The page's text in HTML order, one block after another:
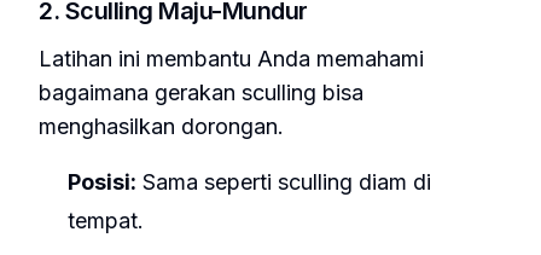
2. Sculling Maju-Mundur
Latihan ini membantu Anda memahami
bagaimana gerakan sculling bisa
menghasilkan dorongan.
Posisi: Sama seperti sculling diam di
tempat.